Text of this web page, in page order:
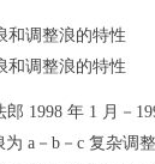
郎 1998 年 1 月－
a－b－c 复杂调